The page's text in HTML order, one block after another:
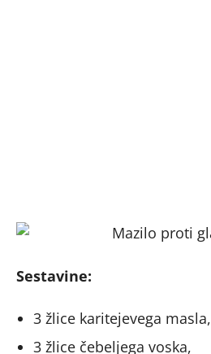
Sestavine:
3 žlice karitejevega masla,
3 žlice čebeljega voska,